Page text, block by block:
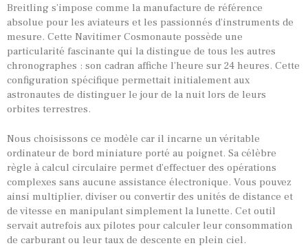
Breitling s’impose comme la manufacture de référence
absolue pour les aviateurs et les passionnés d’instruments de
mesure. Cette Navitimer Cosmonaute possède une
particularité fascinante qui la distingue de tous les autres
chronographes : son cadran affiche l’heure sur 24 heures. Cette
configuration spécifique permettait initialement aux
astronautes de distinguer le jour de la nuit lors de leurs
orbites terrestres.
Nous choisissons ce modèle car il incarne un véritable
ordinateur de bord miniature porté au poignet. Sa célèbre
règle à calcul circulaire permet d’effectuer des opérations
complexes sans aucune assistance électronique. Vous pouvez
ainsi multiplier, diviser ou convertir des unités de distance et
de vitesse en manipulant simplement la lunette. Cet outil
servait autrefois aux pilotes pour calculer leur consommation
de carburant ou leur taux de descente en plein ciel.